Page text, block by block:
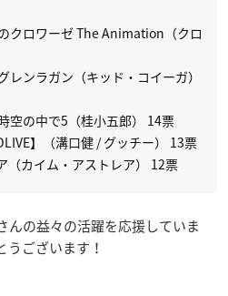
クロワーゼ The Animation（クロ
ンラガン（キッド・コイーガ）
空の中で5（桂小五郎） 14票
】（溝口健 / グッチー） 13票
（カイム・アストレア） 12票
んの益々の活躍を応援していま
ございます！